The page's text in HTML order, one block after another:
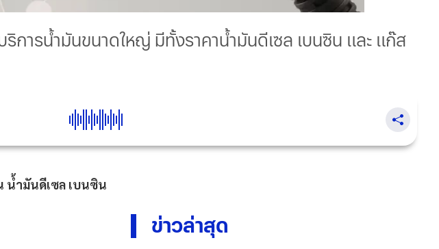
การน้ำมันขนาดใหญ่ มีทั้งราคาน้ำมันดีเซล เบนซิน และ แก๊ส
น้ำมันดีเซล เบนซิน
ข่าวล่าสุด